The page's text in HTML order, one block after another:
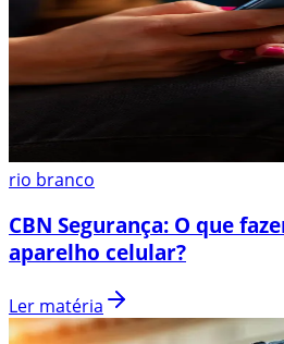
rio branco
CBN Segurança: O que
aparelho celular?
Ler matéria